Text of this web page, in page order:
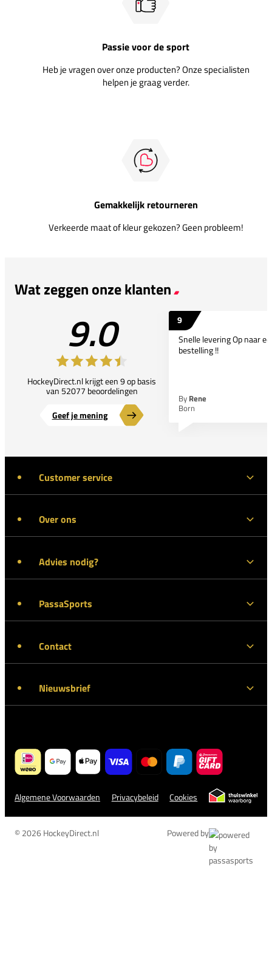
Passie voor de sport
Heb je vragen over onze producten? Onze specialisten
helpen je graag verder.
Gemakkelijk retourneren
Verkeerde maat of kleur gekozen? Geen probleem!
Wat zeggen onze klanten
9.0
HockeyDirect.nl krijgt een 9 op basis
van 52077 beoordelingen
Geef je mening
9
Snelle levering Op naar
bestelling !!
By Rene
Born
Customer service
Over ons
Advies nodig?
PassaSports
Contact
Nieuwsbrief
Algemene Voorwaarden Privacybeleid Cookies
© 2026 HockeyDirect.nl Powered by